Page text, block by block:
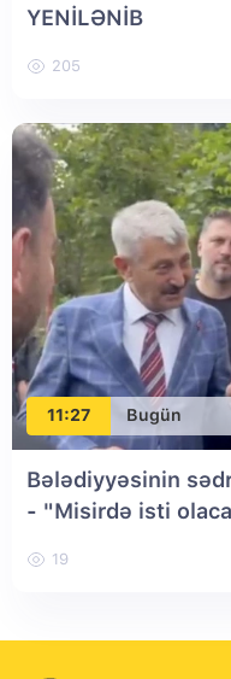
YENİLƏNİB
205
11:27 Bugün
Bələdiyyəsinin
- "Misirdə isti
19